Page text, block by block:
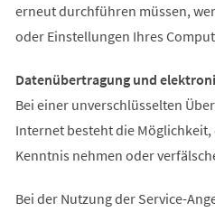
erneut durchführen müssen,
oder Einstellungen Ihres
Datenübertragung und
Bei einer unverschlüsselten
Internet besteht die
Kenntnis nehmen oder
Bei der Nutzung der Service-